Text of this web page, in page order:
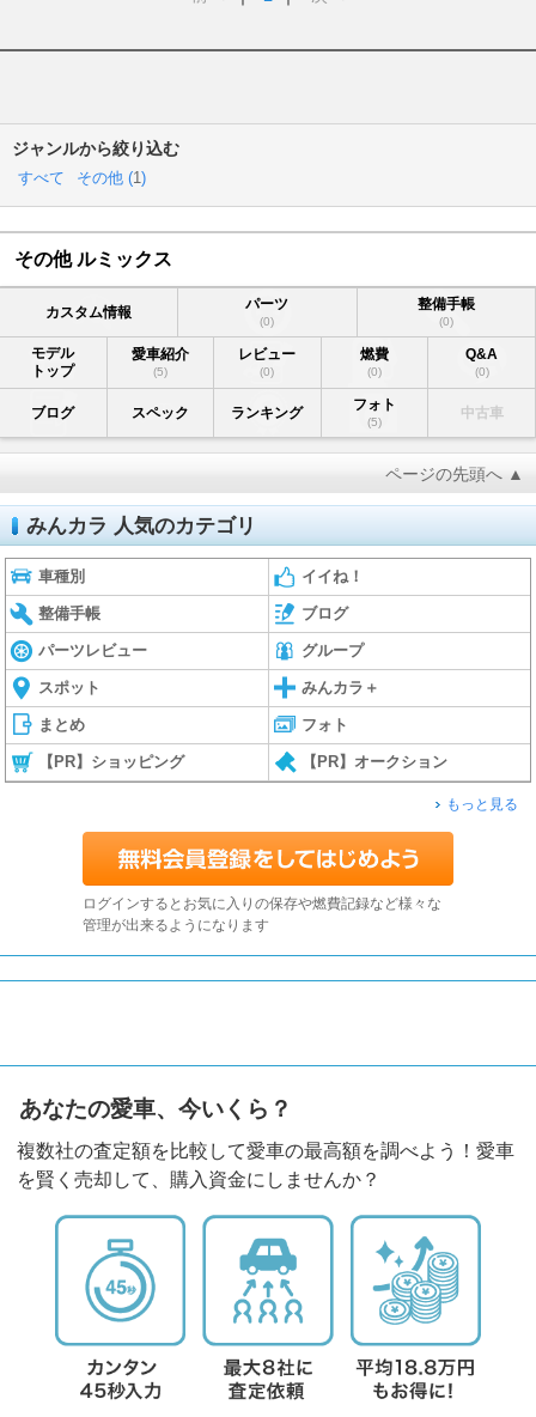
ジャンルから絞り込む
すべて その他 (1)
その他 ルミックス
カスタム情報 パーツ
(0)
整備手帳
(0)
モデル
トップ
愛車紹介
(5)
レビュー
(0)
燃費
(0)
Q&A
(0)
ブログ スペック ランキング フォト
(5)
中古車
ページの先頭へ ▲
みんカラ 人気のカテゴリ
車種別 イイね！
整備手帳 ブログ
パーツレビュー グループ
スポット みんカラ＋
まとめ フォト
【PR】ショッピング 【PR】オークション
もっと見る
ログインするとお気に入りの保存や燃費記録など様々な
管理が出来るようになります
あなたの愛車、今いくら？
複数社の査定額を比較して愛車の最高額を調べよう！愛車
を賢く売却して、購入資金にしませんか？